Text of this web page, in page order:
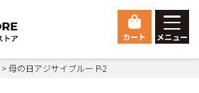
カート メニュー
ゲスト 様こんにちは
母の日アジサイブルー P-2